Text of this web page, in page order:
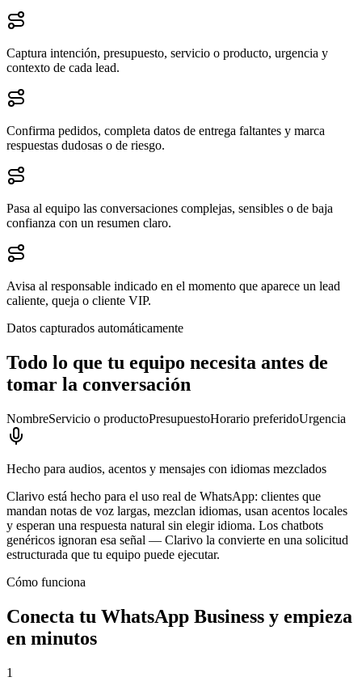
Captura intención, presupuesto, servicio o producto, urgencia y
contexto de cada lead.
Confirma pedidos, completa datos de entrega faltantes y marca
respuestas dudosas o de riesgo.
Pasa al equipo las conversaciones complejas, sensibles o de baja
confianza con un resumen claro.
Avisa al responsable indicado en el momento que aparece un lead
caliente, queja o cliente VIP.
Datos capturados automáticamente
Todo lo que tu equipo necesita antes de
tomar la conversación
NombreServicio o productoPresupuestoHorario preferidoUrgencia
Hecho para audios, acentos y mensajes con idiomas mezclados
Clarivo está hecho para el uso real de WhatsApp: clientes que
mandan notas de voz largas, mezclan idiomas, usan acentos locales
y esperan una respuesta natural sin elegir idioma. Los chatbots
genéricos ignoran esa señal — Clarivo la convierte en una solicitud
estructurada que tu equipo puede ejecutar.
Cómo funciona
Conecta tu WhatsApp Business y empieza
en minutos
1